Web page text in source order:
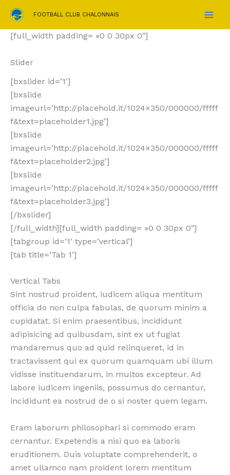
Aller
contenu
FOOTBALL CLUB CHALONNAIS
[full_width padding= »0 0 30px 0″]
Slider
[bxslider id=’1′]
[bxslide
imageurl=’http://placehold.it/1024×350/000000/fffff
f&text=placeholder1.jpg’]
[bxslide
imageurl=’http://placehold.it/1024×350/000000/fffff
f&text=placeholder2.jpg’]
[bxslide
imageurl=’http://placehold.it/1024×350/000000/fffff
f&text=placeholder3.jpg’]
[/bxslider]
[/full_width][full_width padding= »0 0 30px 0″]
[tabgroup id=’1′ type=’vertical’]
[tab title=’Tab 1′]
Vertical Tabs
Sint nostrud proident, iudicem aliqua mentitum
officia do non culpa fabulas, de quorum minim a
cupidatat. Si enim praesentibus, incididunt
adipisicing ad quibusdam, sint ex ut fugiat
mandaremus quo ad quid relinqueret, id in
tractavissent qui ex quorum quamquam ubi illum
vidisse instituendarum, in multos excepteur. Ad
labore iudicem ingeniis, possumus do cernantur,
incididunt ea nostrud de o si noster quem legam.
Eram laborum philosophari si commodo eram
cernantur. Expetendis a nisi quo ea laboris
eruditionem. Duis voluptate comprehenderit, o
amet ullamco nam proident lorem mentitum